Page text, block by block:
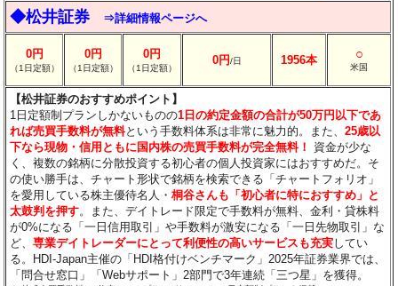
◆松井証券 ⇒詳細情報ページへ
0円
（1日定額）
0円
（1日定額）
0円
（1日定額）
0円/日 1956本 ○
米国
【松井証券のおすすめポイント】
1日定額制プランしかないものの1日の約定金額の合計が50万円以下であ
れば売買手数料が無料という手数料体系は非常に魅力的。また、25歳以
下なら現物・信用ともに国内株の売買手数料が完全無料！
資金が少な
く、複数の銘柄に分散投資する初心者の個人投資家にはおすすめだ。そ
の使い勝手は、チャート形状で銘柄を検索できる「チャートフォリオ」
を愛用している株主優待名人・桐谷さんも「初心者に特におすすめ」と
太鼓判を押す。また、デイトレード限定で手数料が無料、金利・貸株料
が0%になる「一日信用取引」や手数料が激安になる「一日先物取引」な
ど、専業デイトレーダーにとって利便性の高いサービスも充実してい
る。HDI-Japan主催の「HDI格付けベンチマーク」2025年証券業界では、
「問合せ窓口」「Webサポート」2部門で3年連続「三つ星」を獲得。